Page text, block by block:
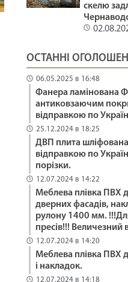
скелю
ОСТАННІ
06.05.2025 в 16:48
Фанера ламінована
антиковзаючим
відправкою по
25.12.2024 в 18:25
ДВП плита
відправкою по
порізки.
12.07.2024 в 14:22
Меблева плівка ПВХ
дверних фасадів,
рулону 1400 мм.
пресів!!! Величезний
12.07.2024 в 14:20
Меблева плівка ПВХ
і накладок.
12.07.2024 в 14:18